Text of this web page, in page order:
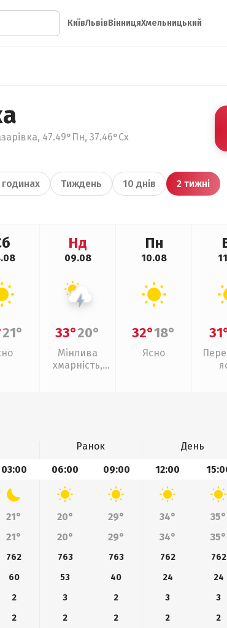
КиївЛьвівВінницяХмельницький
47.49°Пн, 37.46°Сх
Тиждень 10 днів 2 тижні
21°
Нд
09.08
33°20°
Мінлива
хмарність,
Пн
10.08
32°18°
Ясно
Ранок День
03:00 06:00 09:00 12:00
21° 20° 29° 34° 35°
21° 20° 29° 34° 35°
762 763 763 762 762
60 53 40 24 24
2 3 2 3 3
2 2 2 2 2